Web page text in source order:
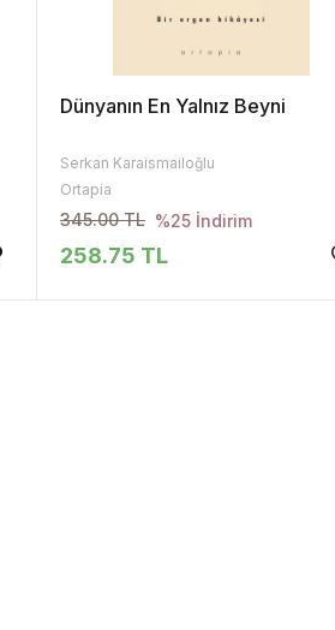
Dünyanın En Yalnız Beyni
Serkan Karaismailoğlu
Ortapia
345.00 TL %25 İndirim
258.75 TL